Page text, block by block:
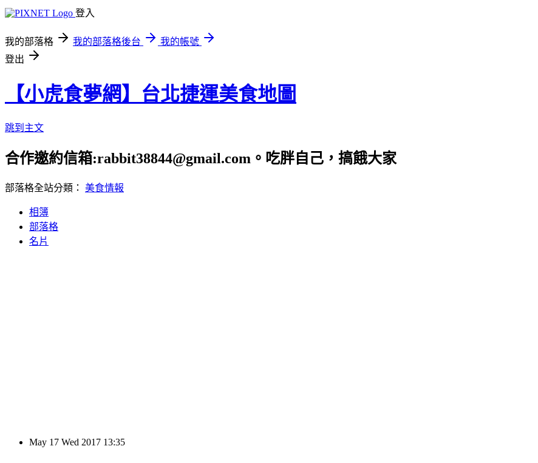
登入
我的部落格 我的部落格後台
我的帳號
登出
【小虎食夢網】台北捷運美食地圖
跳到主文
合作邀約信箱:rabbit38844@gmail.com。吃胖自己，搞餓大家
部落格全站分類： 美食情報
相簿
部落格
名片
May 17 Wed 2017 13:35